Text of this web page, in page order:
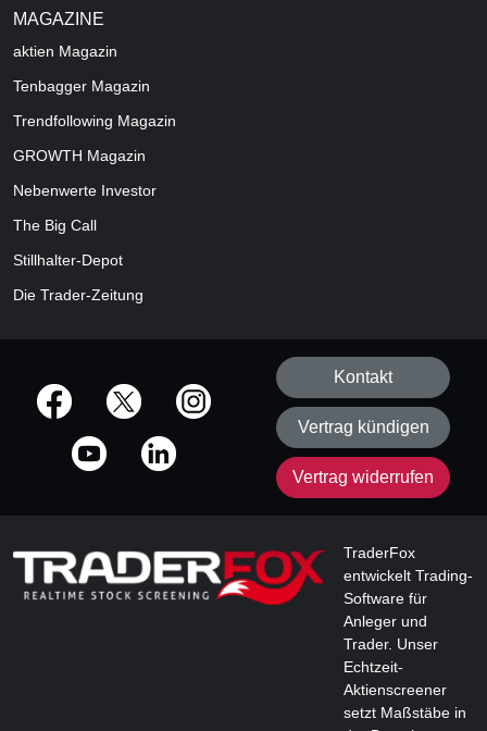
MAGAZINE
aktien Magazin
Tenbagger Magazin
Trendfollowing Magazin
GROWTH Magazin
Nebenwerte Investor
The Big Call
Stillhalter-Depot
Die Trader-Zeitung
offizielle Social Media-Accounts
Kontakt
Vertrag kündigen
Vertrag widerrufen
TraderFox
entwickelt Trading-
Software für
Anleger und
Trader. Unser
Echtzeit-
Aktienscreener
setzt Maßstäbe in